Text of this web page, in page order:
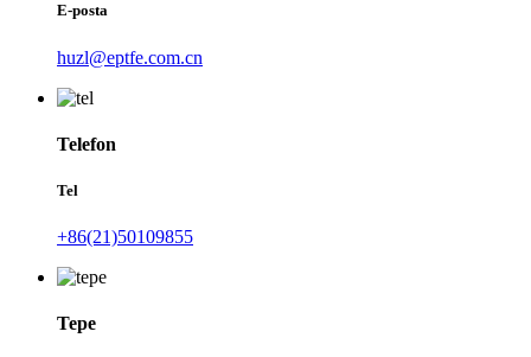
E-posta
huzl@eptfe.com.cn
Telefon
Tel
+86(21)50109855
Tepe